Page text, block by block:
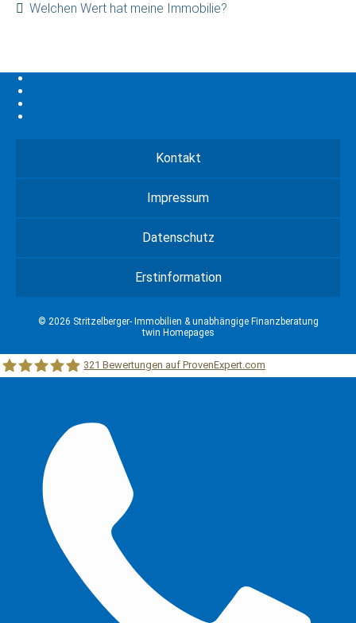
Welchen Wert hat meine Immobilie?
Kontakt
Impressum
Datenschutz
Erstinformation
© 2026 Stritzelberger- Immobilien & unabhängige Finanzberatung
twin Homepages
321 Bewertungen auf ProvenExpert.com